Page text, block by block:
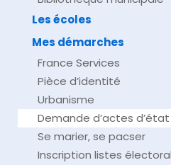
Les écoles
Mes démarches
France Services
Pièce d’identité
Urbanisme
Demande d’actes d’état
Se marier, se pacser
Inscription listes